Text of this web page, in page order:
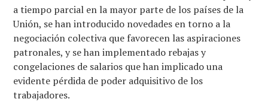
a tiempo parcial en la mayor parte de los países de la
Unión, se han introducido novedades en torno a la
negociación colectiva que favorecen las aspiraciones
patronales, y se han implementado rebajas y
congelaciones de salarios que han implicado una
evidente pérdida de poder adquisitivo de los
trabajadores.